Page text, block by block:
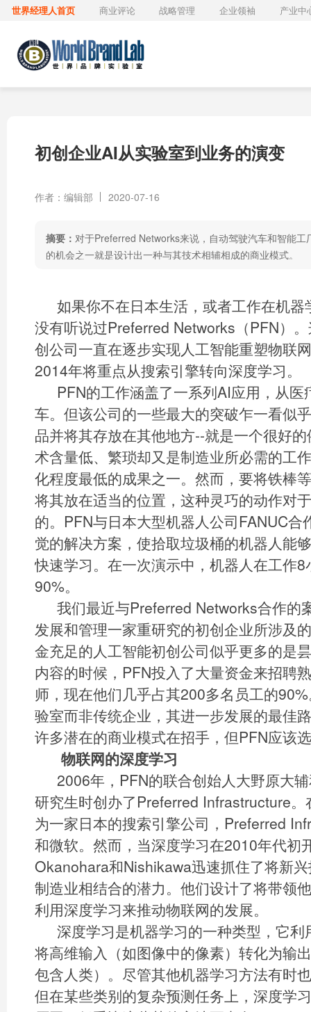
世界经理人首页 商业评论 战略管理 企业领袖 产业中
初创企业AI从实验室到业务的演变
作者：编辑部 2020-07-16
摘要： 对于Preferred Networks来说，自动驾驶汽车和智能
的机会之一就是设计出一种与其技术相辅相成的商业模式。
如果你不在日本生活，或者工作在机
没有听说过Preferred Networks（PFN）
创公司一直在逐步实现人工智能重塑物联
2014年将重点从搜索引擎转向深度学习。
PFN的工作涵盖了一系列AI应用，从
车。但该公司的一些最大的突破乍一看似
品并将其存放在其他地方--就是一个很好
术含量低、繁琐却又是制造业所必需的工
化程度最低的成果之一。然而，要将铁棒
将其放在适当的位置，这种灵巧的动作对
的。PFN与日本大型机器人公司FANUC合
觉的解决方案，使拾取垃圾桶的机器人能
快速学习。在一次演示中，机器人在工作
90%。
我们最近与Preferred Networks合作的
发展和管理一家重研究的初创企业所涉及
金充足的人工智能初创公司似乎更多的是
内容的时候，PFN投入了大量资金来招聘
师，现在他们几乎占其200多名员工的
验室而非传统企业，其进一步发展的最佳
许多潜在的商业模式在招手，但PFN应该
物联网的深度学习
2006年，PFN的联合创始人大野原大
研究生时创办了Preferred Infrastructure
为一家日本的搜索引擎公司，Preferred
和微软。然而，当深度学习在2010年代初
Okanohara和Nishikawa迅速抓住了将新
制造业相结合的潜力。他们设计了将带领
利用深度学习来推动物联网的发展。
深度学习是机器学习的一种类型，它
将高维输入（如图像中的像素）转化为输
包含人类）。尽管其他机器学习方法有时
但在某些类别的复杂预测任务上，深度学